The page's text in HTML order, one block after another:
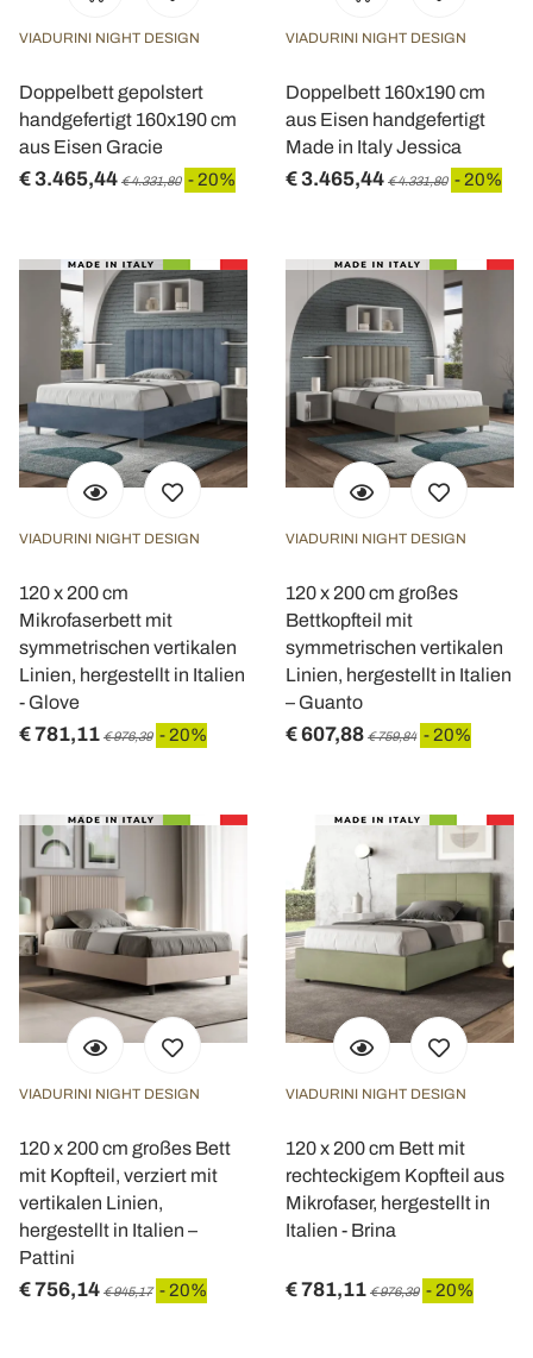
VIADURINI NIGHT DESIGN
Doppelbett gepolstert
handgefertigt 160x190 cm
aus Eisen Gracie
€ 3.465,44 € 4.331,80 - 20%
VIADURINI NIGHT DESIGN
Doppelbett 160x190 cm
aus Eisen handgefertigt
Made in Italy Jessica
€ 3.465,44 € 4.331,80 - 20%
VIADURINI NIGHT DESIGN
120 x 200 cm
Mikrofaserbett mit
symmetrischen vertikalen
Linien, hergestellt in Italien
- Glove
€ 781,11 € 976,39 - 20%
VIADURINI NIGHT DESIGN
120 x 200 cm großes
Bettkopfteil mit
symmetrischen vertikalen
Linien, hergestellt in Italien
– Guanto
€ 607,88 € 759,84 - 20%
VIADURINI NIGHT DESIGN
120 x 200 cm großes Bett
mit Kopfteil, verziert mit
vertikalen Linien,
hergestellt in Italien –
Pattini
€ 756,14 € 945,17 - 20%
VIADURINI NIGHT DESIGN
120 x 200 cm Bett mit
rechteckigem Kopfteil aus
Mikrofaser, hergestellt in
Italien - Brina
€ 781,11 € 976,39 - 20%